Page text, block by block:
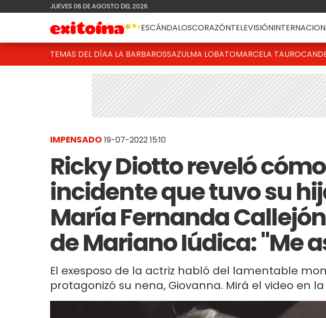
JUEVES 06 DE AGOSTO DEL 2026
ESCÁNDALOSCORAZÓNTELEVISIÓN
TEMAS DEL DÍAA LA BARBAROSSAZULMA LOBATOMARCELA TAURO
IMPENSADO 19-07-2022 15:10
Ricky Diotto reveló
incidente que tuvo su
María Fernanda
de Mariano Iúdica: "Me
El exesposo de la actriz habló del lamentable
protagonizó su nena, Giovanna. Mirá el video en